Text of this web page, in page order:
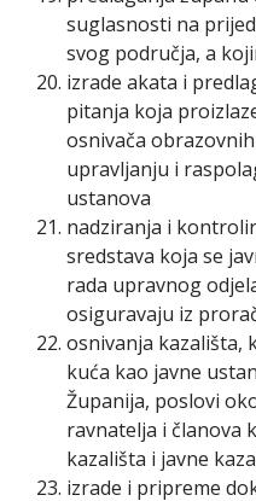
suglasnosti na
svog područja, a
izrade akata i
pitanja koja
osnivača
upravljanju i
ustanova
nadziranja i
sredstava koja se
rada upravnog
osiguravaju iz
osnivanja kazališta,
kuća kao javne
Županija, poslovi
ravnatelja i članova
kazališta i javne
izrade i pripreme